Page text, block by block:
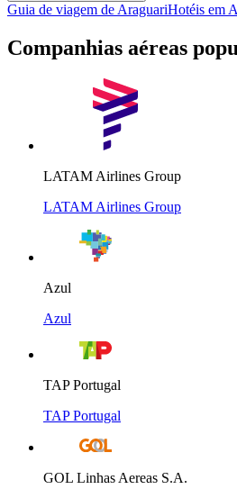
Guia de viagem de AraguariHotéis em
Companhias aéreas
LATAM Airlines Group
LATAM Airlines Group
Azul
Azul
TAP Portugal
TAP Portugal
GOL Linhas Aereas S.A.